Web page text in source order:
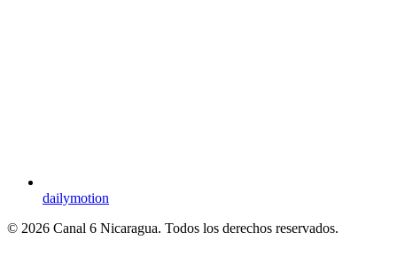
dailymotion
© 2026 Canal 6 Nicaragua. Todos los derechos reservados.